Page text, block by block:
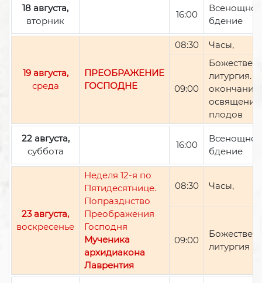
18 августа,
вторник
16:00
Всенощное
бдение
19 августа,
среда
ПРЕОБРАЖЕНИЕ
ГОСПОДНЕ
08:30 Часы,
09:00
литургия.
окончании
освящение
плодов
22 августа,
суббота
16:00
Всенощное
бдение
23 августа,
воскресенье
Неделя 12-я по
Пятидесятнице.
Попразднство
Преображения
Господня
Мученика
архидиакона
Лаврентия
08:30 Часы,
09:00
литургия